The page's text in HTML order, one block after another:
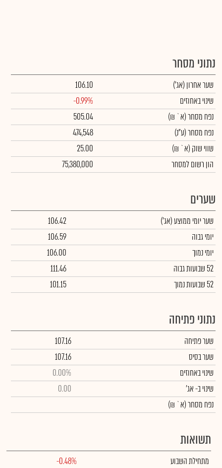
נתוני מסחר
שער אחרון (אג')
106.10
שינוי באחוזים
-0.99%
נפח מסחר(א` ₪)
505.04
נפח מסחר(ע"נ)
474,548
שווי שוק (א` ₪)
25.00
הון רשום למסחר
75,380,000
שערים
שער יומי ממוצע(אג')
106.42
יומי גבוה
106.59
יומי נמוך
106.00
52 שבועות גבוה
111.46
52 שבועות נמוך
101.15
נתוני פתיחה
שער פתיחה
107.16
שער בסיס
107.16
שינוי באחוזים
0.00%
שינויב- אג'
0.00
נפח מסחר(א` ₪)
תשואות
מתחילת השבוע
-0.48%